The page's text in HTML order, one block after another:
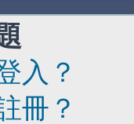
入？
冊？